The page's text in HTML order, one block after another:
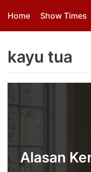
Skip
Home Show Times
kayu tua
Alasan